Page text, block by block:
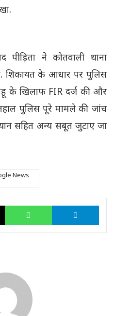
ने कोतवाली थाना
शिकायत के आधार पर पुलिस
के खिलाफ FIR दर्ज की और
पुलिस पूरे मामले की जांच
सहित अन्य सबूत जुटाए जा
X WhatsApp